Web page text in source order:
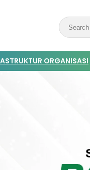
STRUKTUR ORGANISASI